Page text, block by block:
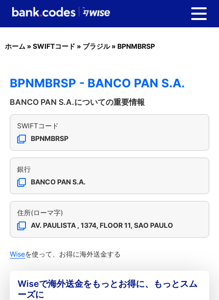
ホーム » SWIFTコード » ブラジル» BPNMBRSP
BPNMBRSP - BANCO PAN S.A.
BANCO PAN S.A.についての重要情報
SWIFTコード
BPNMBRSP
銀行
BANCO PAN S.A.
住所(ローマ字)
AV. PAULISTA , 1374, FLOOR 11, SAO PAULO
Wiseを使って、お得に海外送金する
Wiseで海外送金をもっとお得に、もっとスム
ーズに